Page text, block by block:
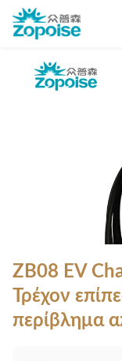
ZB08 EV
Τρέχον
περίβλημα